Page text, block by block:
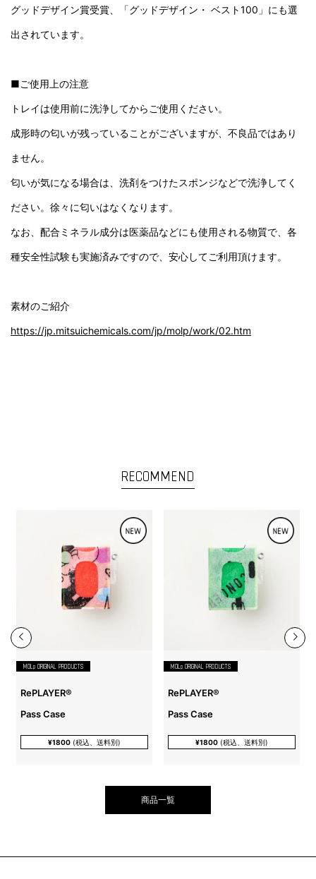
グッドデザイン賞受賞、「グッドデザイン・ ベスト100」にも選
出されています。
■ご使用上の注意
トレイは使用前に洗浄してからご使用ください。
成形時の匂いが残っていることがございますが、不良品ではあり
ません。
匂いが気になる場合は、洗剤をつけたスポンジなどで洗浄してく
ださい。徐々に匂いはなくなります。
なお、配合ミネラル成分は医薬品などにも使用される物質で、各
種安全性試験も実施済みですので、安心してご利用頂けます。
素材のご紹介
https://jp.mitsuichemicals.com/jp/molp/work/02.htm
RECOMMEND
MOLp ORIGINAL PRODUCTS
RePLAYER®️
Pass Case
¥1800(税込、送料別)
MOLp ORIGINAL PRODUCTS
RePLAYER®️
Pass Case
¥1800(税込、送料別)
商品一覧